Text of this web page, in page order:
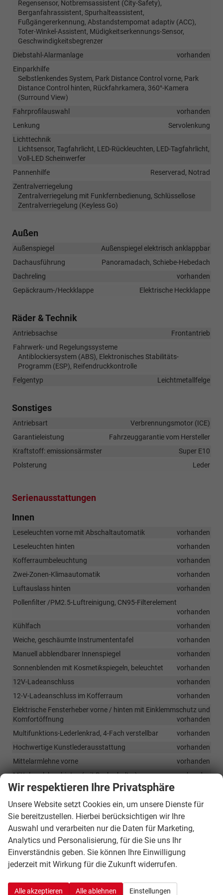
Regensensor, Notbremsassistent (City-Safety),
Berganfahrassistent, Spurhalteassistent,
Fußgängererkennung, Abstandstempomat adaptiv (ACC),
Toter-Winkel-Assistent, Müdigkeitserkennungs-Sensor,
Geschwindigkeitsbegrenzer
Diebstahl-Alarmanlage
vorhanden
Einparkhilfe
Selbstlenkendes System, Park Distance Control vorne, Park
Distance Control hinten, Rückfahrkamera, 360°-Kamera
(Surround View)
Fahrprofilauswahl
vorhanden
Lenkung
Servolenkung
Lichttechnik
Lichtsensor, Tagfahrlicht, LED-Rückleuchten, LED-Tagfahrlicht,
Voll-LED Scheinwerfer
Pannenhilfe
Reserverad, Notrad
Zentralverriegelung
Zentralverriegelung mit Funkfernbedienung, Schlüssellose
Zentralverriegelung (Keyless Go)
Außen
Außenspiegel
Außenspiegel elektrisch anklappbar
Dachausführung
Panoramadach, Schiebe-Hebedach
Dachreling
vorhanden
Gepäckraum-/Heckklappe
Elektrische Heckklappe
Räder & Technik
Antriebsachse
Frontantrieb
Fahrwerk- und Regelungssysteme
Antiblockiersystem (ABS), Elektronisches Stabilitäts-
Programm (ESP), Reifendruckkontrolle
Felgentyp
Leichtmetallfelge
Sonstiges
Antriebsart
Verbrennungsmotor (ICE)
Garantieleistung
Fahrzeuggarantie vom Hersteller
Kraftstoff: emissionsärmster
Super E10
Polsterung
Leder
Serienausstattungen
Innen
Leseleuchten vorne mit Abschaltautomatik
vorhanden
Leseleuchten hinten
vorhanden
Kofferraumbeleuchtung
vorhanden
Zwei-Zonen-Klimaautomatik
vorhanden
Luftauslass hinten
vorhanden
Pollenfilter /PM2.5-Luftreinigung, CN95-Filterelement
vorhanden
Kühlfach
vorhanden
Weiche, geschäumte Instrumententafel
vorhanden
Manuell abblendbarer Innenspiegel
vorhanden
Sonnenblenden mit Kosmetikspiegeln, beleuchtet
vorhanden
12V-Ladeanschluss
vorhanden
12-V-Ladeanschluss im Kofferraum
vorhanden
Elektrische Fensterheber vorne / hinten mit Einklemmschutz und
Komfortöffnung
vorhanden
Multifunktions-Lederlenkrad, 4-Fach verstellbar
vorhanden
Hochwertige Kunstlederausstattung
vorhanden
Mittelarmlehne vorne
vorhanden
Mittelarmlehne hinten (mit Becherhalter)
vorhanden
Fahrersitz 6-fach elektrisch verstellbar
Beifahrersitz 4-stufig elektrisch verstellbar
vorhanden
Sitzheizung vorne
vorhanden
Belüftete Sitze vorne
vorhanden
Elektrische Lendenwirbelstütze (4-Wege)
vorhanden
Rücksitzlehne neigungsverstellbar
vorhanden
Ambientebeleuchtung in mehreren Farben
Wir respektieren Ihre Privatsphäre
Unsere Website setzt Cookies ein, um unsere Dienste für
Sie bereitzustellen. Hierbei berücksichtigen wir Ihre
Auswahl und verarbeiten nur die Daten für Marketing,
Analytics und Personalisierung, für die Sie uns Ihr
Einverständnis geben. Sie können Ihre Einwilligung
jederzeit mit Wirkung für die Zukunft widerrufen.
Alle akzeptieren Alle ablehnen Einstellungen